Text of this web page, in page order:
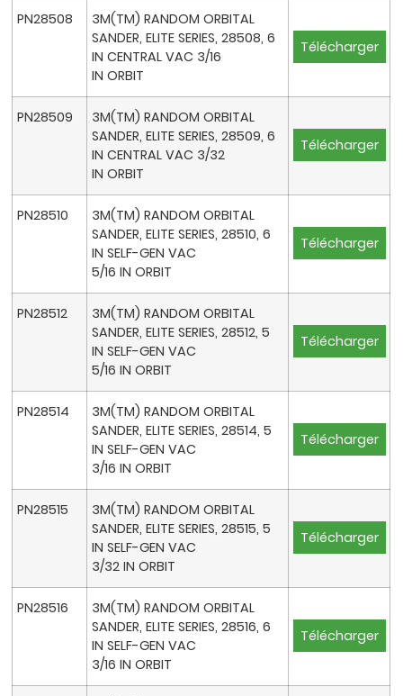
PN28508
3M(TM) RANDOM ORBITAL
SANDER, ELITE SERIES, 28508, 6
IN CENTRAL VAC 3/16
IN ORBIT
Télécharger
PN28509
3M(TM) RANDOM ORBITAL
SANDER, ELITE SERIES, 28509, 6
IN CENTRAL VAC 3/32
IN ORBIT
Télécharger
PN28510
3M(TM) RANDOM ORBITAL
SANDER, ELITE SERIES, 28510, 6
IN SELF-GEN VAC
5/16 IN ORBIT
Télécharger
PN28512
3M(TM) RANDOM ORBITAL
SANDER, ELITE SERIES, 28512, 5
IN SELF-GEN VAC
5/16 IN ORBIT
Télécharger
PN28514
3M(TM) RANDOM ORBITAL
SANDER, ELITE SERIES, 28514, 5
IN SELF-GEN VAC
3/16 IN ORBIT
Télécharger
PN28515
3M(TM) RANDOM ORBITAL
SANDER, ELITE SERIES, 28515, 5
IN SELF-GEN VAC
3/32 IN ORBIT
Télécharger
PN28516
3M(TM) RANDOM ORBITAL
SANDER, ELITE SERIES, 28516, 6
IN SELF-GEN VAC
3/16 IN ORBIT
Télécharger